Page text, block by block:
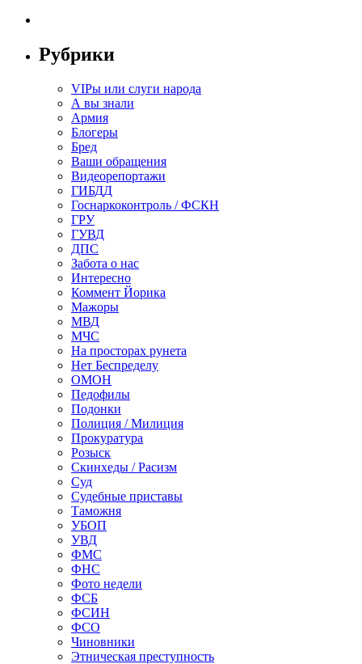
Рубрики
VIPы или слуги народа
А вы знали
Армия
Блогеры
Бред
Ваши обращения
Видеорепортажи
ГИБДД
Госнаркоконтроль / ФСКН
ГРУ
ГУВД
ДПС
Забота о нас
Интересно
Коммент Йорика
Мажоры
МВД
МЧС
На просторах рунета
Нет Беспределу
ОМОН
Педофилы
Подонки
Полиция / Милиция
Прокуратура
Розыск
Скинхеды / Расизм
Суд
Судебные приставы
Таможня
УБОП
УВД
ФМС
ФНС
Фото недели
ФСБ
ФСИН
ФСО
Чиновники
Этническая преступность